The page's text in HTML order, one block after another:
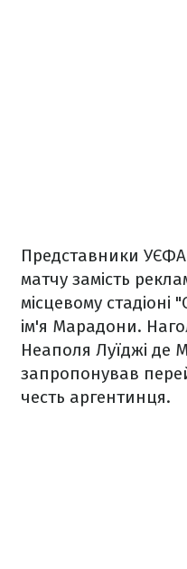
Представники
матчу замість
місцевому
ім'я Марадони.
Неаполя Луїджі де
запропонував
честь аргентинця.